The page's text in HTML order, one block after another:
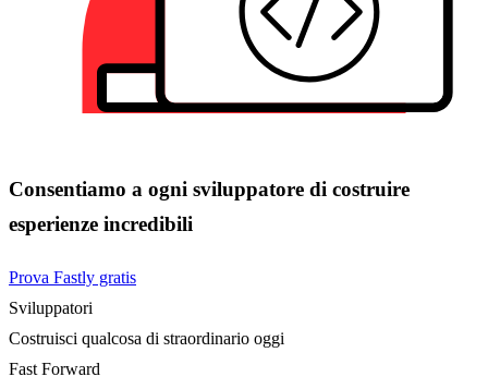
Consentiamo a ogni sviluppatore di costruire
esperienze incredibili
Prova Fastly gratis
Sviluppatori
Costruisci qualcosa di straordinario oggi
Fast Forward